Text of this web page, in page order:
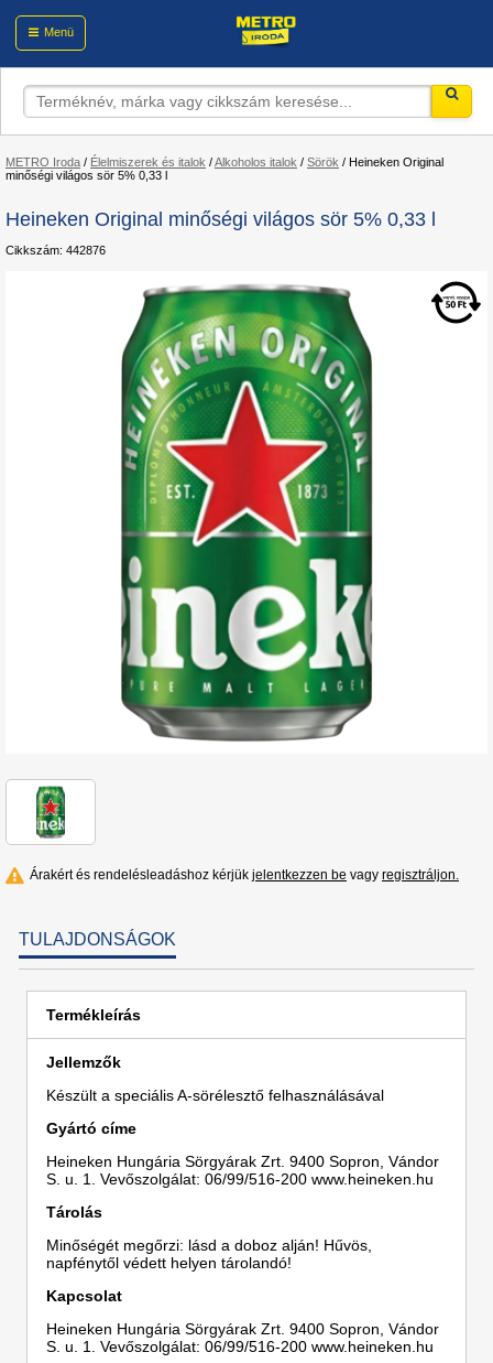
Menü
METRO Iroda / Élelmiszerek és italok /Alkoholos italok / Sörök / Heineken Original
minőségi világos sör 5% 0,33 l
Heineken Original minőségi világos sör 5% 0,33 l
Cikkszám: 442876
Árakért és rendelésleadáshoz kérjük jelentkezzen be vagy regisztráljon.
TULAJDONSÁGOK
Termékleírás
Jellemzők
Készült a speciális A-sörélesztő felhasználásával
Gyártó címe
Heineken Hungária Sörgyárak Zrt. 9400 Sopron, Vándor
S. u. 1. Vevőszolgálat: 06/99/516-200 www.heineken.hu
Tárolás
Minőségét megőrzi: lásd a doboz alján! Hűvös,
napfénytől védett helyen tárolandó!
Kapcsolat
Heineken Hungária Sörgyárak Zrt. 9400 Sopron, Vándor
S. u. 1. Vevőszolgálat: 06/99/516-200 www.heineken.hu